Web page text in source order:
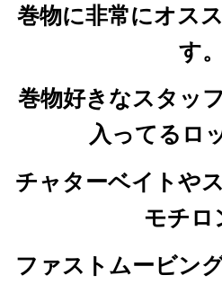
巻物に非常にオス
す。
巻物好きなスタッ
入ってるロ
チャターベイトや
モチロ
ファストムービン